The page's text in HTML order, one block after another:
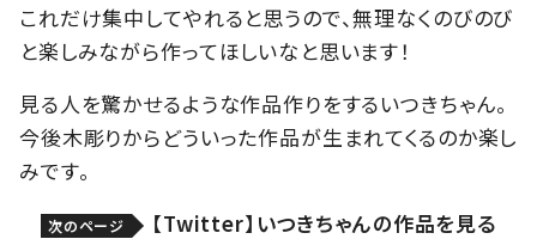
これだけ集中してやれると思うので、無理なくのびのび
と楽しみながら作ってほしいなと思います！
見る人を驚かせるような作品作りをするいつきちゃん。
今後木彫りからどういった作品が生まれてくるのか楽し
みです。
次のページ 【Twitter】いつきちゃんの作品を見る